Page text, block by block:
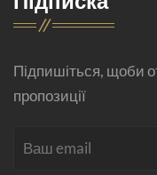
Підпишіться, щоби
пропозиції